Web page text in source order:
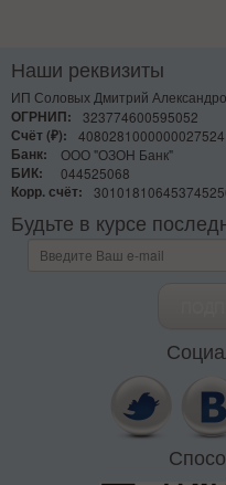
Наши реквизиты
ИП Соловых Дмитрий
ОГРНИП:
323774600595052
Счёт (₽):
Банк:
ООО "ОЗОН Банк"
БИК:
044525068
Корр. счёт:
Будьте в курсе